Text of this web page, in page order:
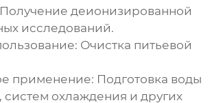
Получение деионизированной
исследований.
Очистка питьевой
применение: Подготовка воды
систем охлаждения и других